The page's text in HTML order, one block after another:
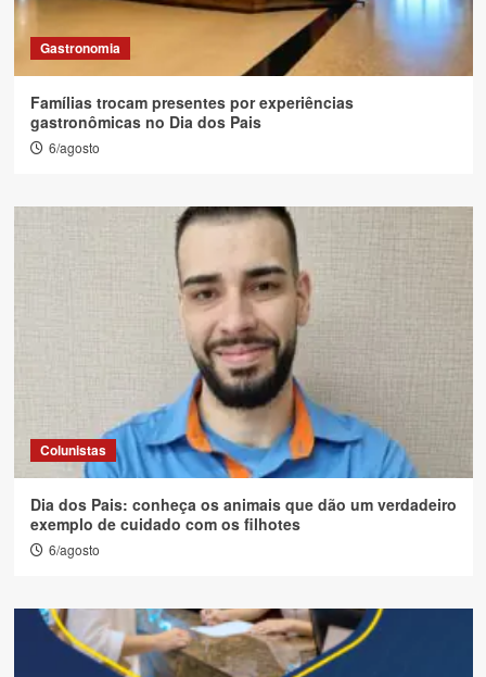
Gastronomia
Famílias trocam presentes por experiências
gastronômicas no Dia dos Pais
6/agosto
Colunistas
Dia dos Pais: conheça os animais que dão um verdadeiro
exemplo de cuidado com os filhotes
6/agosto